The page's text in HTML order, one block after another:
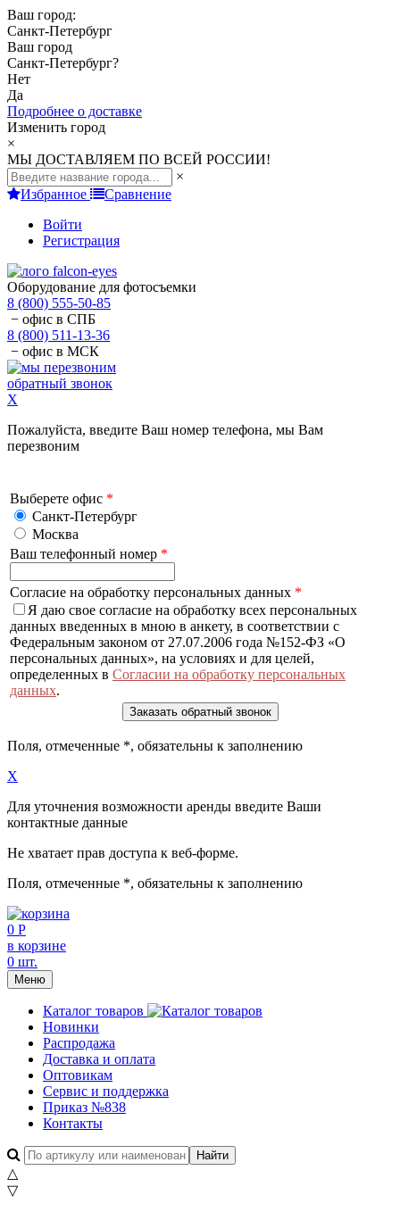
Ваш город:
Санкт-Петербург
Ваш город
Санкт-Петербург?
Нет
Да
Подробнее о доставке
Изменить город
×
МЫ ДОСТАВЛЯЕМ ПО ВСЕЙ РОССИИ!
×
Избранное
Сравнение
Войти
Регистрация
Оборудование для фотосъемки
8 (800) 555-50-85
− офис в СПБ
8 (800) 511-13-36
− офис в МСК
обратный звонок
X
Пожалуйста, введите Ваш номер телефона, мы Вам
перезвоним
Выберете офис *
Санкт-Петербург
Москва
Ваш телефонный номер *
Согласие на обработку персональных данных *
Я даю свое согласие на обработку всех персональных
данных введенных в мною в анкету, в соответствии с
Федеральным законом от 27.07.2006 года №152-ФЗ «О
персональных данных», на условиях и для целей,
определенных в Согласии на обработку персональных
данных.
Поля, отмеченные *, обязательны к заполнению
X
Для уточнения возможности аренды введите Ваши
контактные данные
Не хватает прав доступа к веб-форме.
Поля, отмеченные *, обязательны к заполнению
0 Р
в корзине
0 шт.
Меню
Каталог товаров
Новинки
Распродажа
Доставка и оплата
Оптовикам
Сервис и поддержка
Приказ №838
Контакты
△
▽